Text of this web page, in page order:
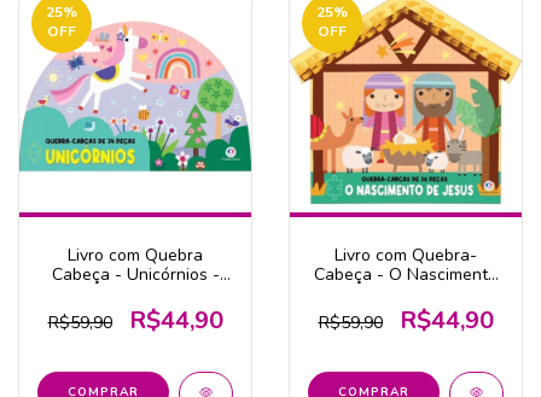
25%
OFF
Livro com Quebra
Cabeça - Unicórnios -
R$59,90
R$44,90
25%
OFF
Livro com Quebra-
Cabeça - O Nascimento
Cultural
R$59,90 R$44,90